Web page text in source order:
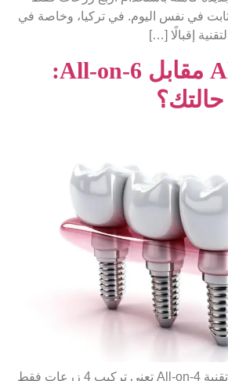
في نفس اليوم. في تركيا، وخاصة في
إقبالًا […]
تقنية All-on-4 مقابل All-on-6:
حالتك؟
ما هي تقنية All-on-4؟ تقنية All-on-4 تعني تركيب 4 زرعات فقط